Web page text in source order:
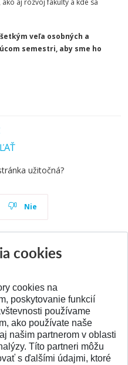
aj rozvoj fakulty a kde sa
veľa osobných a
semestri, aby sme ho
užitočná?
Nie
VRCH
cookies
cookies na
poskytovanie funkcií
používame
ako používate naše
našim partnerom v oblasti
Títo partneri môžu
s ďalšími údajmi, ktoré